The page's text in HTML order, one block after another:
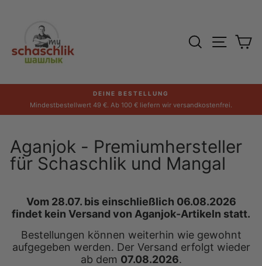
SUCHE
Pause
Diashow
DEINE BESTELLUNG
Mindestbestellwert 49 €. Ab 100 € liefern wir versandkostenfrei.
Aganjok - Premiumhersteller
für Schaschlik und Mangal
Vom 28.07. bis einschließlich 06.08.2026
findet kein Versand von Aganjok-Artikeln statt.
Bestellungen können weiterhin wie gewohnt
aufgegeben werden. Der Versand erfolgt wieder
ab dem 07.08.2026.